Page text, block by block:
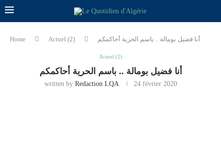
Home Actuel (2) أنا فضيل بومالة .. باسم الحرية أحاكمكم
Actuel (2)
أنا فضيل بومالة .. باسم الحرية أحاكمكم
written by Redaction LQA 24 février 2020